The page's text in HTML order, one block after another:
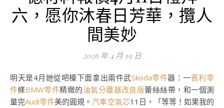
六，愿你沐春日芳華，攬人
間美妙
2026 年 4 月 19 日
明天是4月她從吧檯下面拿出兩件武Skoda零件器：一賓利零
件條BMW零件精緻的油氣分離器改良版蕾絲絲帶，和一個測
量完Audi零件美的圓規。汽車空氣芯11日，「等等！如果我的